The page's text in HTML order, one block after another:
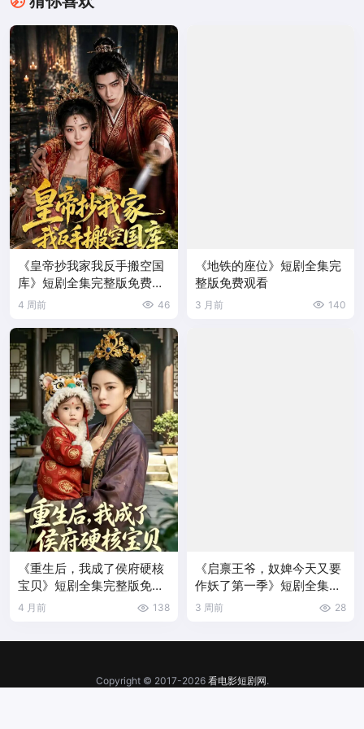
《皇帝抄我家我反手搬空国
库》短剧全集完整版免费观
看
4 周前 46
《地铁的座位》短剧全集完
整版免费观看
3 月前 140
《重生后，我成了侯府硬核
宝贝》短剧全集完整版免费
观看
4 月前 138
《启禀王爷，奴婢今天又要
作妖了第一季》短剧全集完
整版免费观看
3 周前 28
Copyright © 2017-2026 看电影短剧网.